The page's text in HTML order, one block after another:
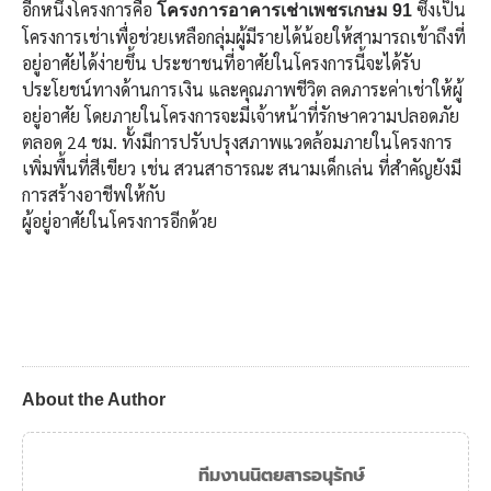
อีกหนึ่งโครงการคือ โครงการอาคารเช่าเพชรเกษม 91 ซึ่งเป็น
โครงการเช่าเพื่อช่วยเหลือกลุ่มผู้มีรายได้น้อยให้สามารถเข้าถึงที่
อยู่อาศัยได้ง่ายขึ้น ประชาชนที่อาศัยในโครงการนี้จะได้รับ
ประโยชน์ทางด้านการเงิน และคุณภาพชีวิต ลดภาระค่าเช่าให้ผู้
อยู่อาศัย โดยภายในโครงการจะมีเจ้าหน้าที่รักษาความปลอดภัย
ตลอด 24 ชม. ทั้งมีการปรับปรุงสภาพแวดล้อมภายในโครงการ
เพิ่มพื้นที่สีเขียว เช่น สวนสาธารณะ สนามเด็กเล่น ที่สำคัญยังมี
การสร้างอาชีพให้กับ
ผู้อยู่อาศัยในโครงการอีกด้วย
About the Author
ทีมงานนิตยสารอนุรักษ์